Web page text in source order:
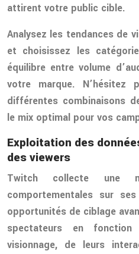
attirent votre public cible.
Analysez les tendances de
et choisissez les
équilibre entre volume
votre marque. N’hésitez
différentes combinaisons
le mix optimal pour vos
Exploitation des
des viewers
Twitch collecte une
comportementales sur
opportunités de ciblage
spectateurs en
visionnage, de leurs